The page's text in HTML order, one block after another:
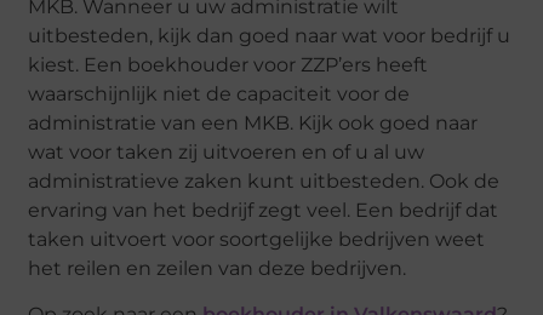
MKB. Wanneer u uw administratie wilt
uitbesteden, kijk dan goed naar wat voor bedrijf u
kiest. Een boekhouder voor ZZP’ers heeft
waarschijnlijk niet de capaciteit voor de
administratie van een MKB. Kijk ook goed naar
wat voor taken zij uitvoeren en of u al uw
administratieve zaken kunt uitbesteden. Ook de
ervaring van het bedrijf zegt veel. Een bedrijf dat
taken uitvoert voor soortgelijke bedrijven weet
het reilen en zeilen van deze bedrijven.